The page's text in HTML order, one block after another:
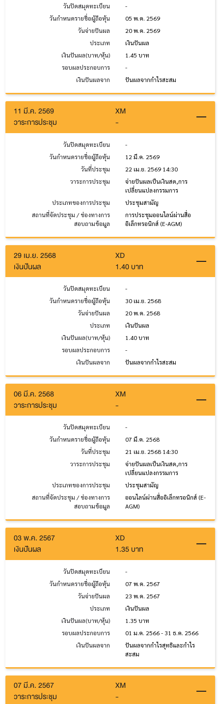
วันปิดสมุดทะเบียน
-
วันกำหนดรายชื่อผู้ถือหุ้น
05 พ.ค. 2569
วันจ่ายปันผล
20 พ.ค. 2569
ประเภท
เงินปันผล
เงินปันผล(บาท/หุ้น)
1.45 บาท
รอบผลประกอบการ
-
เงินปันผลจาก
ปันผลจากกำไรสะสม
11 มี.ค. 2569
XM
วาระการประชุม
-
วันปิดสมุดทะเบียน
-
วันกำหนดรายชื่อผู้ถือหุ้น
12 มี.ค. 2569
วันที่ประชุม
22 เม.ย. 2569 14:30
วาระการประชุม
จ่ายปันผลเป็นเงินสด,การ
เปลี่ยนแปลงกรรมการ
ประเภทของการประชุม
ประชุมสามัญ
สถานที่จัดประชุม / ช่องทางการ
สอบถามข้อมูล
การประชุมออนไลน์ผ่านสื่อ
อิเล็กทรอนิกส์ (E-AGM)
29 เม.ย. 2568
XD
เงินปันผล
1.40 บาท
วันปิดสมุดทะเบียน
-
วันกำหนดรายชื่อผู้ถือหุ้น
30 เม.ย. 2568
วันจ่ายปันผล
20 พ.ค. 2568
ประเภท
เงินปันผล
เงินปันผล(บาท/หุ้น)
1.40 บาท
รอบผลประกอบการ
-
เงินปันผลจาก
ปันผลจากกำไรสะสม
06 มี.ค. 2568
XM
วาระการประชุม
-
วันปิดสมุดทะเบียน
-
วันกำหนดรายชื่อผู้ถือหุ้น
07 มี.ค. 2568
วันที่ประชุม
21 เม.ย. 2568 14:30
วาระการประชุม
จ่ายปันผลเป็นเงินสด,การ
เปลี่ยนแปลงกรรมการ
ประเภทของการประชุม
ประชุมสามัญ
สถานที่จัดประชุม / ช่องทางการ
สอบถามข้อมูล
ออนไลน์ผ่านสื่ออิเล็กทรอนิกส์ (E-
AGM)
03 พ.ค. 2567
XD
เงินปันผล
1.35 บาท
วันปิดสมุดทะเบียน
-
วันกำหนดรายชื่อผู้ถือหุ้น
07 พ.ค. 2567
วันจ่ายปันผล
23 พ.ค. 2567
ประเภท
เงินปันผล
เงินปันผล(บาท/หุ้น)
1.35 บาท
รอบผลประกอบการ
01 ม.ค. 2566 - 31 ธ.ค. 2566
เงินปันผลจาก
ปันผลจากกำไรสุทธิและกำไร
สะสม
07 มี.ค. 2567
XM
วาระการประชุม
-